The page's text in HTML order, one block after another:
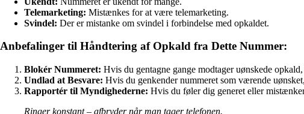
Telemarketing: Mistænkes for at være telemarketing.
Svindel: Der er mistanke om svindel i forbindelse med opkaldet.
Anbefalinger til Håndtering af Opkald fra Dette Nummer:
Blokér Nummeret: Hvis du gentagne gange modtager uønskede
Undlad at Besvare: Hvis du genkender nummeret som værende
Rapportér til Myndighederne: Hvis du føler dig generet eller
Ringer konstant – afbryder når man tager telefonen.